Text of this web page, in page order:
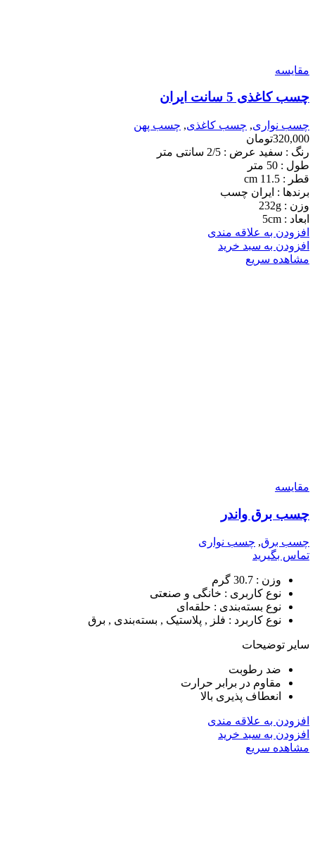
مقایسه
چسب کاغذی 5 سانت ایران
چسب نواری, چسب کاغذی, چسب پهن
320,000تومان
رنگ : سفید عرض : 2/5 سانتی متر
طول : 50 متر
قطر : 11.5 cm
برندها : ایران چسب
وزن : 232g
ابعاد : 5cm
افزودن به علاقه مندی
افزودن به سبد خرید
مشاهده سریع
مقایسه
چسب برق واندر
چسب برق, چسب نواری
تماس بگیرید
وزن : 30.7 گرم
نوع کاربری : خانگی و صنعتی
نوع بسته‌بندی : حلقه‌ای
نوع کاربرد : فلز , پلاستیک , بسته‌بندی , برق
سایر توضیحات
ضد رطوبت
مقاوم در برابر حرارت
انعطاف پذیری بالا
افزودن به علاقه مندی
افزودن به سبد خرید
مشاهده سریع